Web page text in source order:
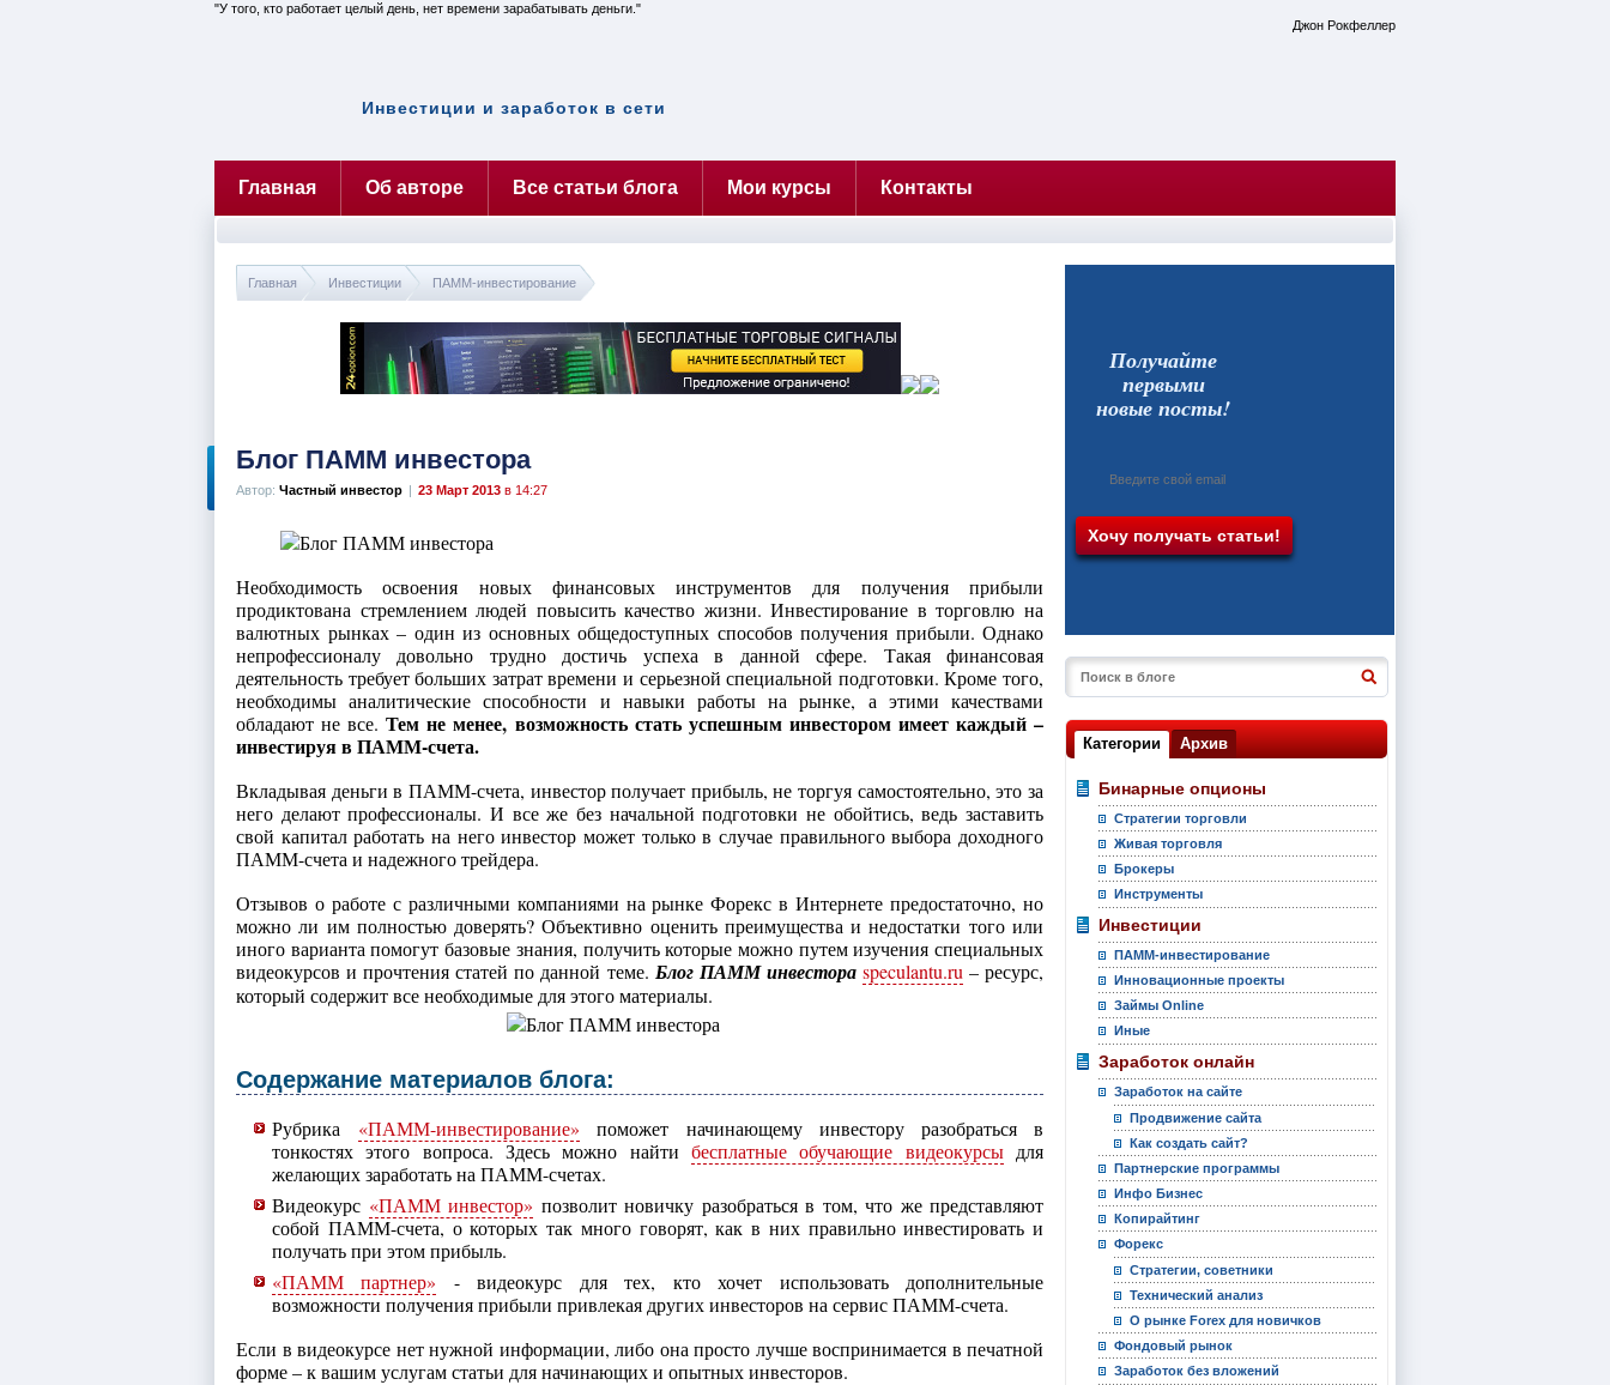
Инвестиции и заработок в сети
У того, кто работает целый день, нет времени зарабатывать деньги.
Джон Рокфеллер
Главная Об авторе Все статьи блога Мои курсы Контакты
Главная Инвестиции ПАММ-инвестирование
Блог ПАММ инвестора
Автор: Частный инвестор | 23 Март 2013 в 14:27
Необходимость освоения новых финансовых инструментов для получения прибыли
продиктована стремлением людей повысить качество жизни. Инвестирование в торговлю на
валютных рынках – один из основных общедоступных способов получения прибыли. Однако
непрофессионалу довольно трудно достичь успеха в данной сфере. Такая финансовая
деятельность требует больших затрат времени и серьезной специальной подготовки. Кроме того,
необходимы аналитические способности и навыки работы на рынке, а этими качествами
обладают не все.Тем не менее, возможность стать успешным инвестором имеет каждый –
инвестируя в ПАММ-счета.
Вкладывая деньги в ПАММ-счета, инвестор получает прибыль, не торгуя самостоятельно, это за
него делают профессионалы. И все же без начальной подготовки не обойтись, ведь заставить
свой капитал работать на него инвестор может только в случае правильного выбора доходного
ПАММ-счета и надежного трейдера.
Отзывов о работе с различными компаниями на рынке Форекс в Интернете предостаточно, но
можно ли им полностью доверять? Объективно оценить преимущества и недостатки того или
иного варианта помогут базовые знания, получить которые можно путем изучения специальных
видеокурсов и прочтения статей по данной теме. Блог ПАММ инвестора speculantu.ru – ресурс,
который содержит все необходимые для этого материалы.
Содержание материалов блога:
Рубрика «ПАММ-инвестирование» поможет начинающему инвестору разобраться в
тонкостях этого вопроса. Здесь можно найти бесплатные обучающие видеокурсыдля
желающих заработать на ПАММ-счетах.
Видеокурс «ПАММ инвестор» позволит новичку разобраться в том, что же представляют
собой ПАММ-счета, о которых так много говорят, как в них правильно инвестировать и
получать при этом прибыль.
«ПАММ партнер» - видеокурс для тех, кто хочет использовать дополнительные
возможности получения прибыли привлекая других инвесторов на сервис ПАММ-счета.
Если в видеокурсе нет нужной информации, либо она просто лучше воспринимается в печатной
форме – к вашим услугам статьи для начинающих и опытных инвесторов.
Получайте
первыми
новые посты!
Категории Архив
Бинарные опционы
Стратегии торговли
Живая торговля
Брокеры
Инструменты
Инвестиции
ПАММ-инвестирование
Инновационные проекты
Займы Online
Иные
Заработок онлайн
Заработок на сайте
Продвижение сайта
Как создать сайт?
Партнерские программы
Инфо Бизнес
Копирайтинг
Форекс
Стратегии, советники
Технический анализ
О рынке Forex для новичков
Фондовый рынок
Заработок без вложений